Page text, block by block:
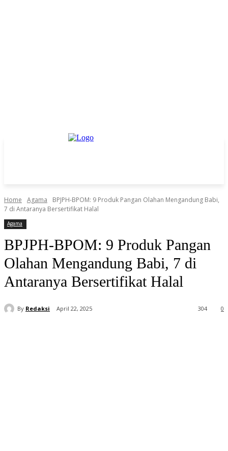
Home Agama
BPJPH-BPOM: 9 Produk Pangan Olahan Mengandung Babi,
7 di Antaranya Bersertifikat Halal
Agama
BPJPH-BPOM: 9 Produk Pangan
Olahan Mengandung Babi, 7 di
Antaranya Bersertifikat Halal
By Redaksi April 22, 2025 0
304